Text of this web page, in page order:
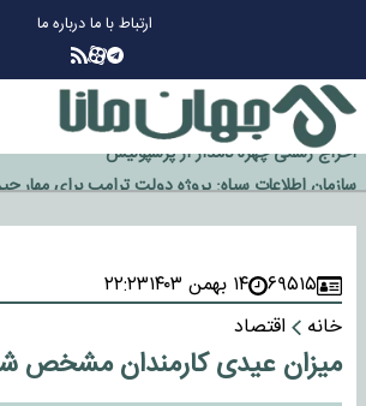
ارتباط با مادرباره ما
گزینه جدایی اوسمار روی میز مدیران پرسپولیس
آیا رئیس جمهور آمریکا قانون را دور می‌زند؟
اخراج رسمی چهره نامدار از پرسپولیس
سازمان اطلاعات سپاه: پروژه دولت ترامپ برای مهار
خورد
۶۹۵۱۵ ۱۴ بهمن ۱۴۰۳
۲۲:۲۳
خانه
اقتصاد
میزان عیدی کارمندان مشخص